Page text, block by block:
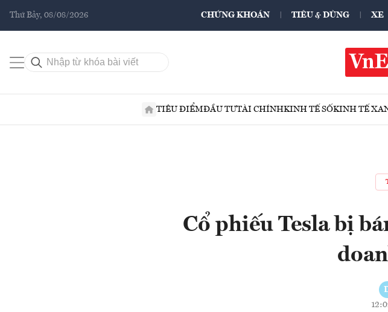
Thứ Bảy, 08/08/2026 CHỨNG KHOÁN TIÊU & DÙNG XE
TIÊU ĐIỂMĐẦU TƯTÀI CHÍNHKINH TẾ SỐKINH TẾ
Cổ phiếu Tesla bị